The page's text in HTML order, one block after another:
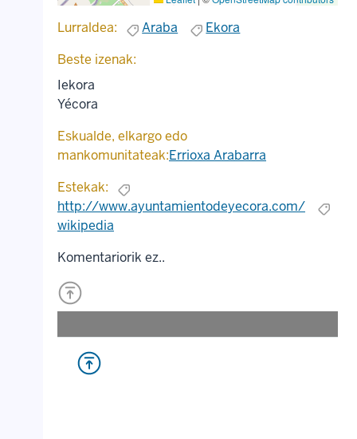
Lurraldea: Araba
Ekora
Beste izenak:
Iekora
Yécora
Eskualde, elkargo edo
mankomunitateak:Errioxa Arabarra
Estekak:
http://www.ayuntamientodeyecora.com/
wikipedia
Komentariorik ez..